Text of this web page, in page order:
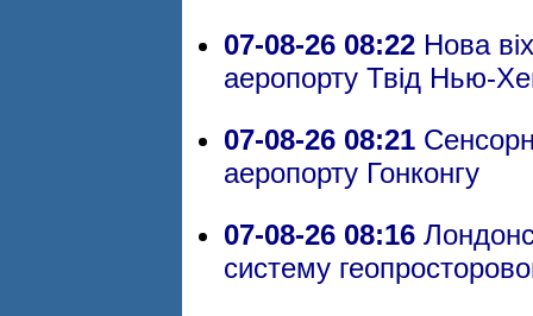
07-08-26 08:22 Нова
аеропорту Твід Нью-
07-08-26 08:21
аеропорту Гонконгу
07-08-26 08:16
систему